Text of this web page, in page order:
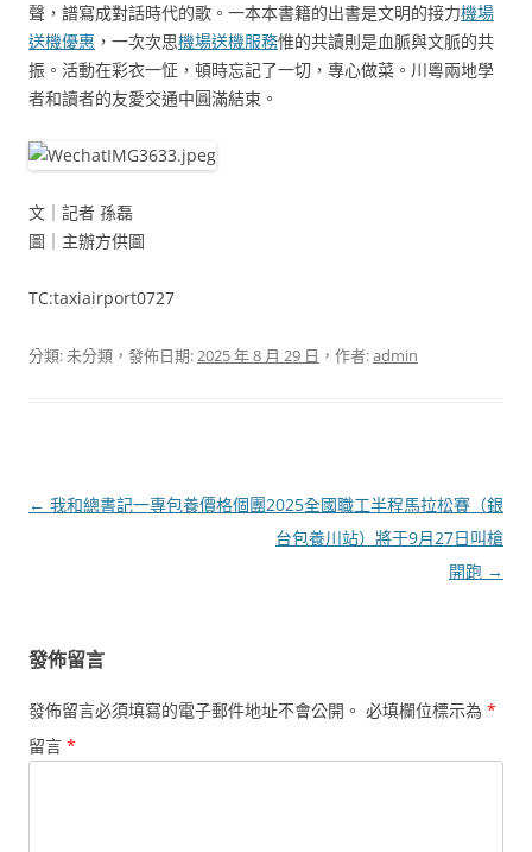
聲，譜寫成對話時代的歌。一本本書籍的出書是文明的接力機場
送機優惠 ，一次次思機場送機服務惟的共讀則是血脈與文脈的共
振。活動在彩衣一怔，頓時忘記了一切，專心做菜。川粵兩地學
者和讀者的友愛交通中圓滿結束。
文｜記者 孫磊
圖｜主辦方供圖
TC:taxiairport0727
分類: 未分類，發佈日期:2025 年 8 月 29 日 ，作者:admin
文
← 我和總書記一專包養價格個團2025全國職工半程馬拉松賽（銀
台包養川站）將于9月27日叫槍
開跑 →
發佈留言
發佈留言必須填寫的電子郵件地址不會公開。 必填欄位標示為 *
留言 *